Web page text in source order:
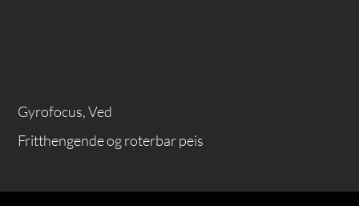
Gyrofocus, Ved
Fritthengende og roterbar peis